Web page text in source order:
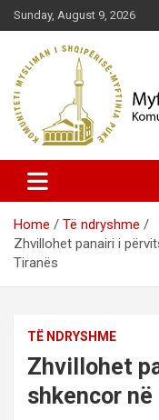
Skip
to
content
Sunday, August 9, 2026
Myftinia
Home
Të ndryshme
Zhvillohet panairi i
Tiranës
TË NDRYSHME
Zhvillohet
shkencor